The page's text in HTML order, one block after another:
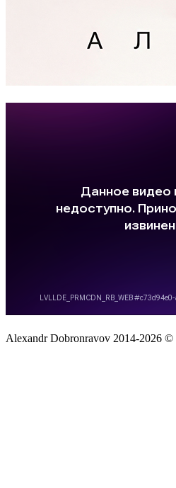
Alexandr Dobronravov 2014-2026 ©